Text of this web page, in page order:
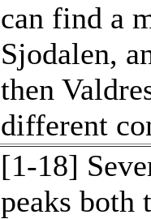
can find a
Sjodalen,
then
different
[1-18]
peaks both